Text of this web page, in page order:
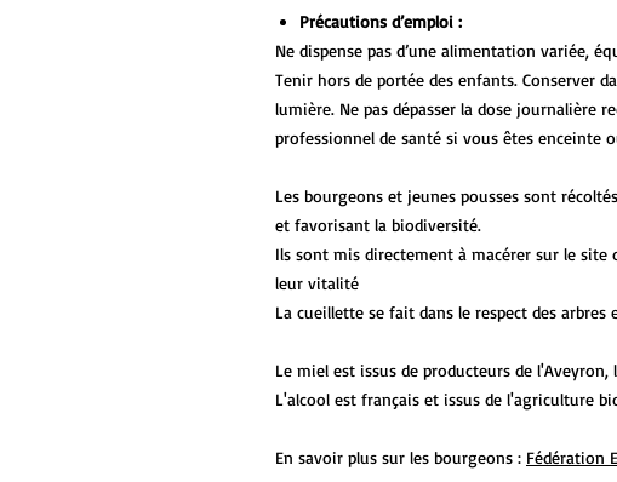
Précautions d’emploi :
Ne dispense pas d’une alimentation variée,
Tenir hors de portée des enfants. Conserver
lumière. Ne pas dépasser la dose journalière
professionnel de santé si vous êtes enceinte
Les bourgeons et jeunes pousses sont
et favorisant la biodiversité.
Ils sont mis directement à macérer sur le
leur vitalité
La cueillette se fait dans le respect des arbres
Le miel est issus de producteurs de l'Aveyron,
L'alcool est français et issus de l'agriculture
En savoir plus sur les bourgeons : Fédération